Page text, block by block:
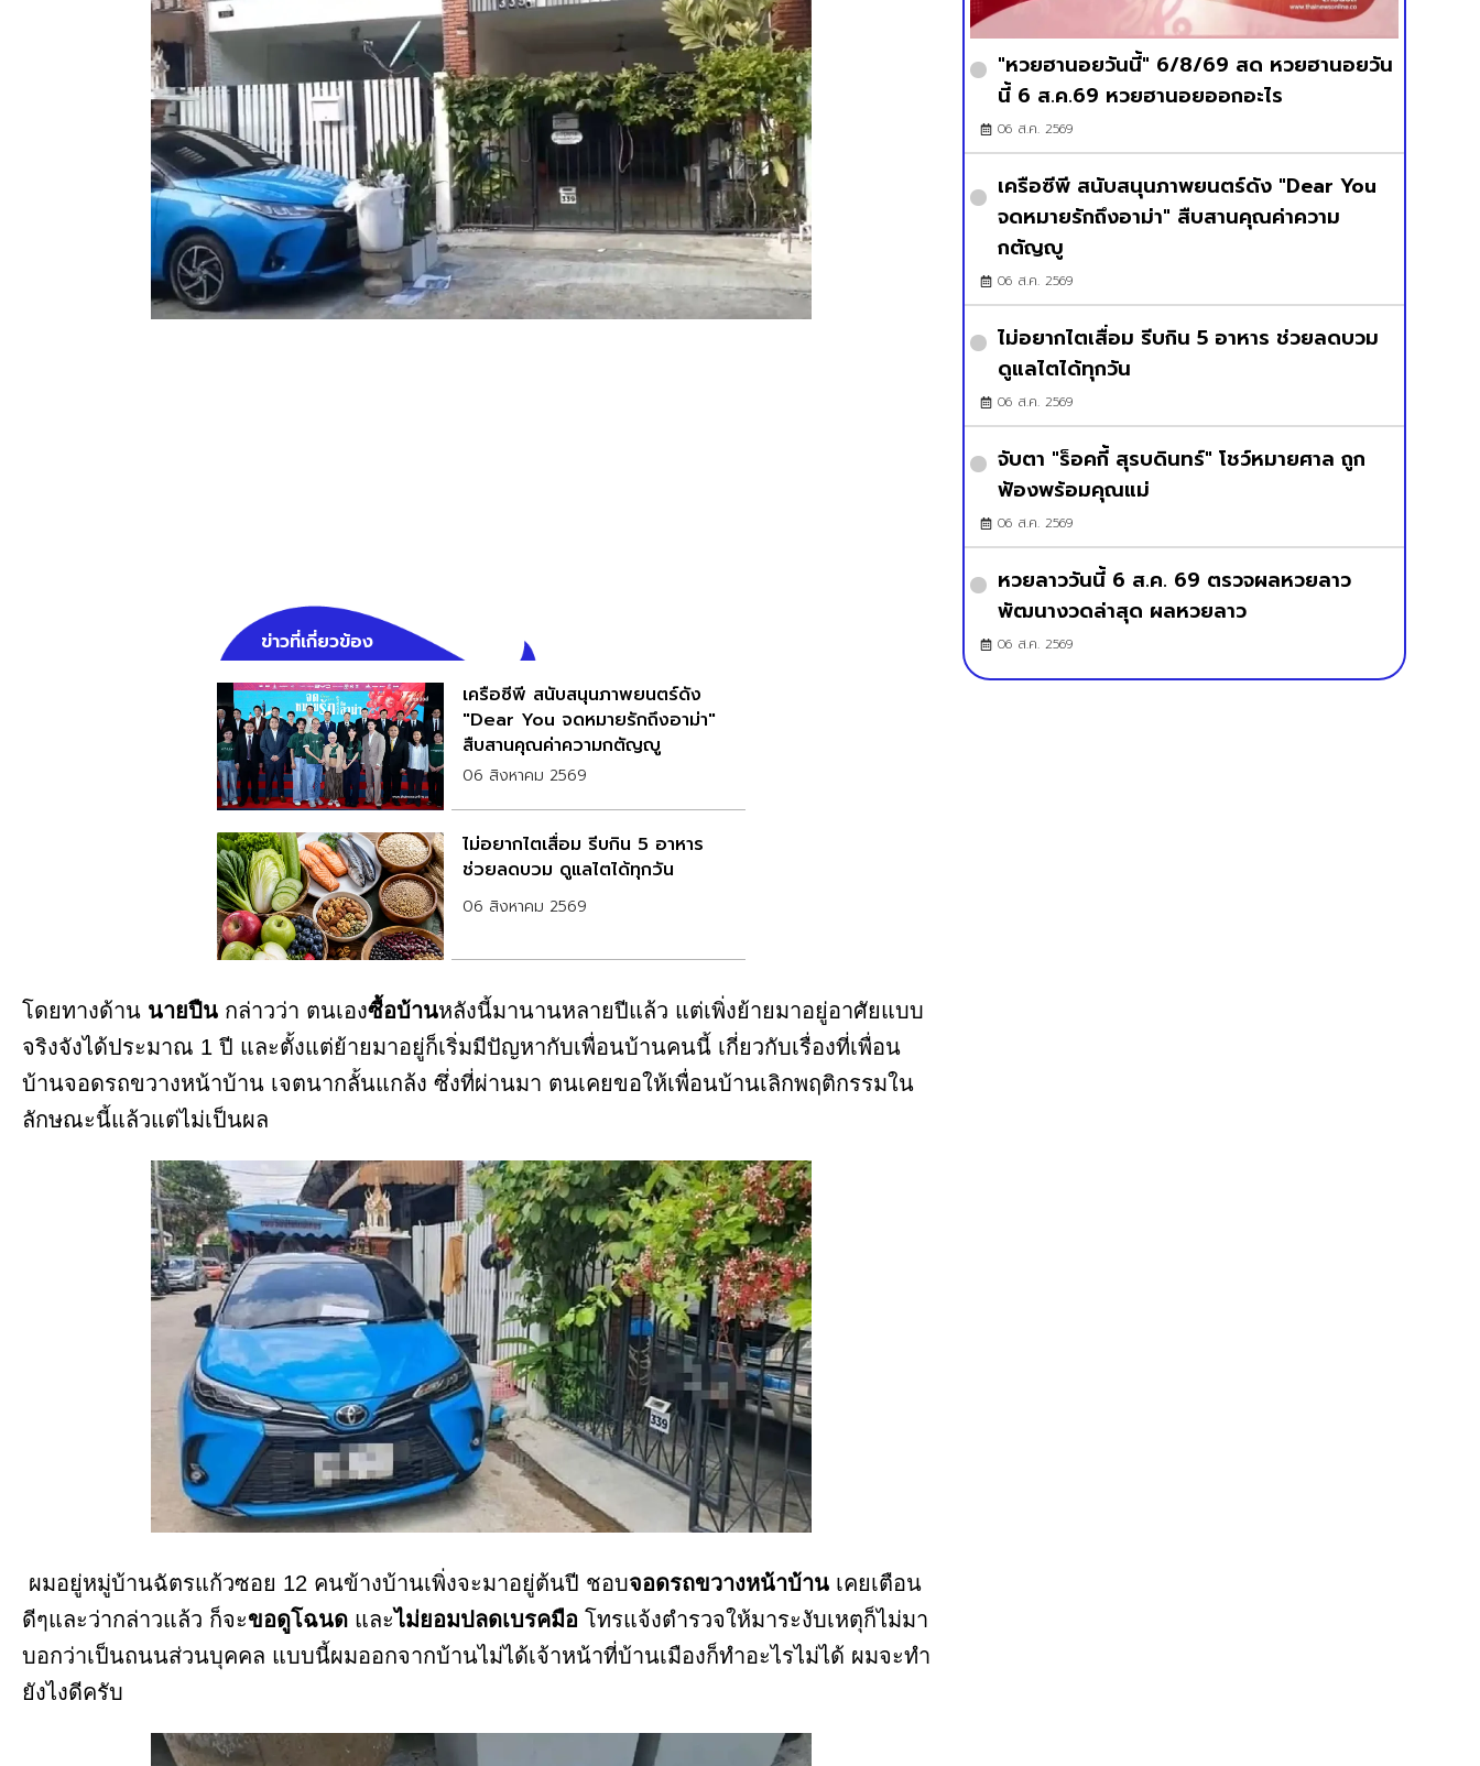
ข่าวที่เกี่ยวข้อง
เครือซีพี สนับสนุนภาพยนตร์ดัง
"Dear You จดหมายรักถึงอาม่า"
สืบสานคุณค่าความกตัญญู
06 สิงหาคม 2569
ไม่อยากไตเสื่อม รีบกิน 5 อาหาร
ช่วยลดบวม ดูแลไตได้ทุกวัน
06 สิงหาคม 2569
โดยทางด้าน นายปืน กล่าวว่า ตนเองซื้อบ้านหลังนี้มานานหลายปีแล้ว แต่เพิ่งย้ายมาอยู่อาศัย​แบบ
จริงจังได้ประมาณ 1 ปี และตั้งแต่ย้ายมาอยู่ก็เริ่มมีปัญหา​กับเพื่อนบ้านคนนี้ เกี่ยวกับเรื่องที่เพื่อน
บ้านจอดรถขวางหน้าบ้าน เจตนา​กลั้นแกล้ง ซึ่งที่ผ่านมา ตนเคยขอให้เพื่อนบ้านเลิกพฤติกรรมใน
ลักษณะ​นี้แล้วแต่ไม่เป็นผล
ผมอยู่หมู่บ้านฉัตรแก้วซอย 12 คนข้างบ้านเพิ่งจะมาอยู่ต้นปี ชอบจอดรถขวางหน้าบ้าน เคยเตือน
ดีๆและว่ากล่าวแล้ว ก็จะขอดูโฉนด และไม่ยอมปลดเบรคมือ โทรแจ้งตำรวจให้มาระงับเหตุก็ไม่มา
บอกว่าเป็นถนนส่วนบุคคล แบบนี้ผมออกจากบ้านไม่ได้เจ้าหน้าที่บ้านเมืองก็ทำอะไรไม่ได้ ผมจะทำ
ยังไงดีครับ
"หวยฮานอยวันนี้" 6/8/69 สด หวยฮานอยวัน
นี้ 6 ส.ค.69 หวยฮานอยออกอะไร
06 ส.ค. 2569
เครือซีพี สนับสนุนภาพยนตร์ดัง "Dear You
จดหมายรักถึงอาม่า" สืบสานคุณค่าความ
กตัญญู
06 ส.ค. 2569
ไม่อยากไตเสื่อม รีบกิน 5 อาหาร ช่วยลดบวม
ดูแลไตได้ทุกวัน
06 ส.ค. 2569
จับตา "ร็อคกี้ สุรบดินทร์" โชว์หมายศาล ถูก
ฟ้องพร้อมคุณแม่
06 ส.ค. 2569
หวยลาววันนี้ 6 ส.ค. 69 ตรวจผลหวยลาว
พัฒนางวดล่าสุด ผลหวยลาว
06 ส.ค. 2569